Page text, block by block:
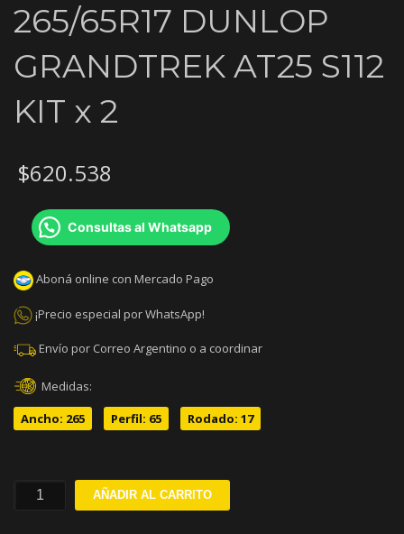
265/65R17 DUNLOP
GRANDTREK AT25 S112
KIT x 2
$620.538
Consultas al Whatsapp
Aboná online con Mercado Pago
¡Precio especial por WhatsApp!
Envío por Correo Argentino o a coordinar
Medidas:
Ancho: 265
Perfil: 65 Rodado: 17
265/65R17
AÑADIR AL CARRITO